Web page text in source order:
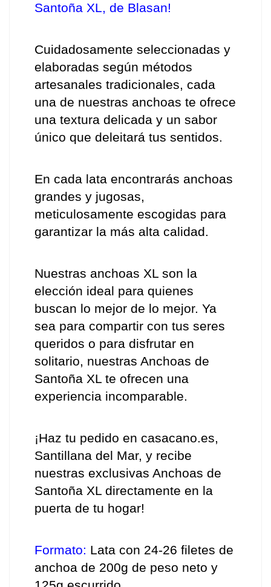
Santoña XL, de Blasan!
Cuidadosamente seleccionadas y
elaboradas según métodos
artesanales tradicionales, cada
una de nuestras anchoas te ofrece
una textura delicada y un sabor
único que deleitará tus sentidos.
En cada lata encontrarás anchoas
grandes y jugosas,
meticulosamente escogidas para
garantizar la más alta calidad.
Nuestras anchoas XL son la
elección ideal para quienes
buscan lo mejor de lo mejor. Ya
sea para compartir con tus seres
queridos o para disfrutar en
solitario, nuestras Anchoas de
Santoña XL te ofrecen una
experiencia incomparable.
¡Haz tu pedido en casacano.es,
Santillana del Mar, y recibe
nuestras exclusivas Anchoas de
Santoña XL directamente en la
puerta de tu hogar!
Formato: Lata con 24-26 filetes de
anchoa de 200g de peso neto y